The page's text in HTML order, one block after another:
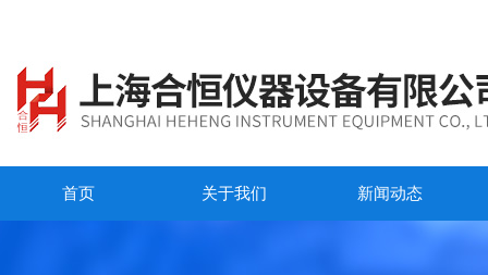
首页 关于我们 新闻动态